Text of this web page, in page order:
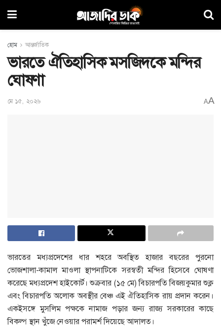
হোম আন্তর্জাতিক
ভারতে ঐতিহাসিক মসজিদকে মন্দির
ঘোষণা
মে ১৫, ২০২৬ AA
ভারতের মধ্যপ্রদেশের ধার শহরে অবস্থিত হাজার বছরের পুরনো
ভোজশালা-কামাল মাওলা স্থাপনাটিকে সরস্বতী মন্দির হিসেবে ঘোষণা
করেছে মধ্যপ্রদেশ হাইকোর্ট। শুক্রবার (১৫ মে) বিচারপতি বিজয়কুমার শুক্ল
এবং বিচারপতি অলোক অবস্থীর বেঞ্চ এই ঐতিহাসিক রায় প্রদান করেন।
একইসঙ্গে মুসলিম পক্ষকে নামাজ পড়ার জন্য রাজ্য সরকারের কাছে
বিকল্প স্থান খুঁজে নেওয়ার পরামর্শ দিয়েছে আদালত।